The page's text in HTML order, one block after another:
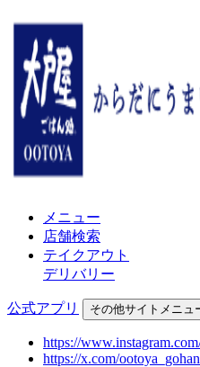
メニュー
店舗検索
テイクアウト
デリバリー
公式アプリ その他サイトメニュ
https://
https://x.com/ootoya_gohan